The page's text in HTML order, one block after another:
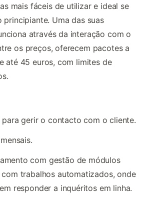
mais fáceis de utilizar e ideal se
Uma das suas
através da interação com o
os preços, oferecem pacotes a
até 45 euros, com limites de
gerir o contacto com o cliente.
com gestão de módulos
trabalhos automatizados, onde
responder a inquéritos em linha.